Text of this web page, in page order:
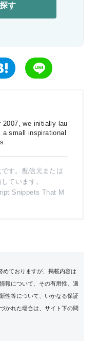
す
2007, we initially lau
small inspirational
す。配信元または
ています。
Snippets That M
めておりますが、掲載内容は
報について、その有用性、適
性等について、いかなる保証
かれた場合は、サイト下の問